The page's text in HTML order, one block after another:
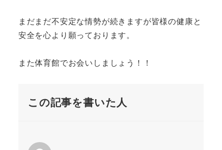
まだまだ不安定な情勢が続きますが皆様の健康と
安全を心より願っております。
また体育館でお会いしましょう！！
この記事を書いた人